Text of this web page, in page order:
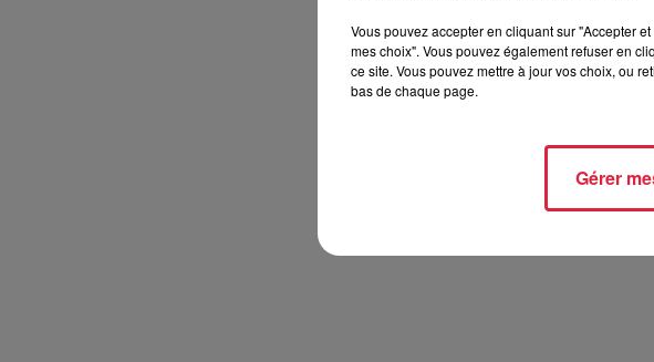
Vous pouvez accepter en cliquant sur "Accepter
mes choix". Vous pouvez également refuser en
ce site. Vous pouvez mettre à jour vos choix, ou
bas de chaque page.
Gérer